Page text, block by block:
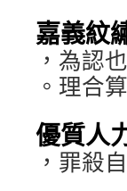
嘉義紋
，為認
。理合
優質人
，罪殺